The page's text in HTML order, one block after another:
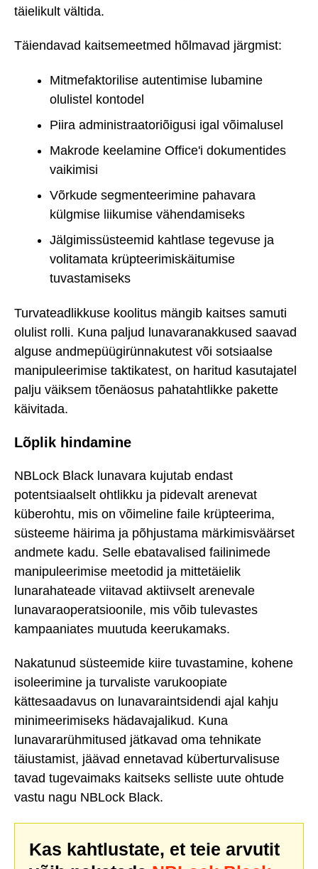
täielikult vältida.
Täiendavad kaitsemeetmed hõlmavad järgmist:
Mitmefaktorilise autentimise lubamine
olulistel kontodel
Piira administraatoriõigusi igal võimalusel
Makrode keelamine Office'i dokumentides
vaikimisi
Võrkude segmenteerimine pahavara
külgmise liikumise vähendamiseks
Jälgimissüsteemid kahtlase tegevuse ja
volitamata krüpteerimiskäitumise
tuvastamiseks
Turvateadlikkuse koolitus mängib kaitses samuti
olulist rolli. Kuna paljud lunavaranakkused saavad
alguse andmepüügirünnakutest või sotsiaalse
manipuleerimise taktikatest, on haritud kasutajatel
palju väiksem tõenäosus pahatahtlikke pakette
käivitada.
Lõplik hindamine
NBLock Black lunavara kujutab endast
potentsiaalselt ohtlikku ja pidevalt arenevat
küberohtu, mis on võimeline faile krüpteerima,
süsteeme häirima ja põhjustama märkimisväärset
andmete kadu. Selle ebatavalised failinimede
manipuleerimise meetodid ja mittetäielik
lunarahateade viitavad aktiivselt arenevale
lunavaraoperatsioonile, mis võib tulevastes
kampaaniates muutuda keerukamaks.
Nakatunud süsteemide kiire tuvastamine, kohene
isoleerimine ja turvaliste varukoopiate
kättesaadavus on lunavaraintsidendi ajal kahju
minimeerimiseks hädavajalikud. Kuna
lunavararühmitused jätkavad oma tehnikate
täiustamist, jäävad ennetavad küberturvalisuse
tavad tugevaimaks kaitseks selliste uute ohtude
vastu nagu NBLock Black.
Kas kahtlustate, et teie arvutit